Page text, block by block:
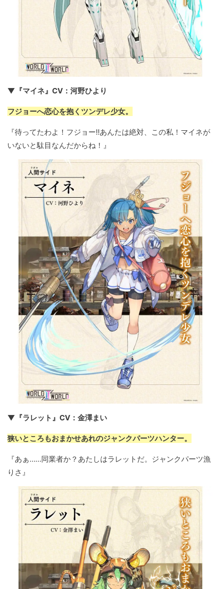
▼『マイネ』CV：河野ひより
フジョーへ恋心を抱くツンデレ少女。
『待ってたわよ！フジョー!!あんたは絶対、この私！マイネが
いないと駄目なんだからね！』
▼『ラレット』CV：金澤まい
狭いところもおまかせあれのジャンクパーツハンター。
『あぁ……同業者か？あたしはラレットだ。ジャンクパーツ漁
りさ』